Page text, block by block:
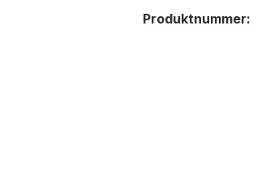
Produktnummer: